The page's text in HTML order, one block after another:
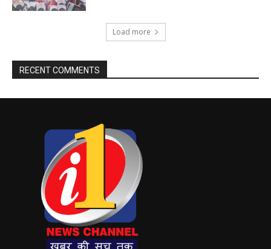
Load more
RECENT COMMENTS